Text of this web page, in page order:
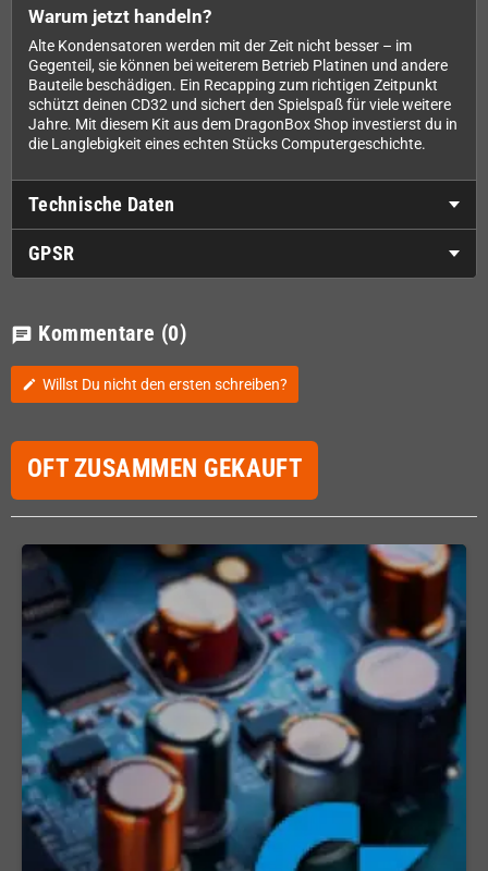
Warum jetzt handeln?
Alte Kondensatoren werden mit der Zeit nicht besser – im
Gegenteil, sie können bei weiterem Betrieb Platinen und andere
Bauteile beschädigen. Ein Recapping zum richtigen Zeitpunkt
schützt deinen CD32 und sichert den Spielspaß für viele weitere
Jahre. Mit diesem Kit aus dem DragonBox Shop investierst du in
die Langlebigkeit eines echten Stücks Computergeschichte.
Technische Daten
GPSR
chat Kommentare (0)
edit Willst Du nicht den ersten schreiben?
OFT ZUSAMMEN GEKAUFT